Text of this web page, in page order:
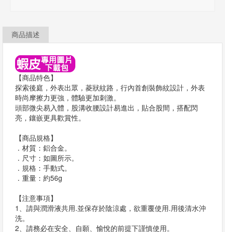
商品描述
【商品特色】
探索後庭，外表出眾，菱狀紋路，行內首創裝飾紋設計，外表
時尚摩擦力更強，體驗更加刺激。
頭部微尖易入體，股溝收腰設計易進出，貼合股間，搭配閃
亮，鑲嵌更具歡賞性。
【商品規格】
．材質：鋁合金。
．尺寸：如圖所示。
．規格：手動式。
．重量：約56g
【注意事項】
1、請與潤滑液共用.並保存於陰涼處，欲重覆使用.用後清水沖
洗。
2、請務必在安全、自願、愉悅的前提下謹慎使用。